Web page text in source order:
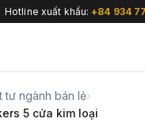
Hotline xuất khẩu:+84 934
tư ngành bán lẻ›
5 cửa kim loại